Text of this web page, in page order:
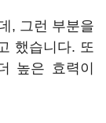
, 그런 부분을
했습니다. 또
높은 효력이